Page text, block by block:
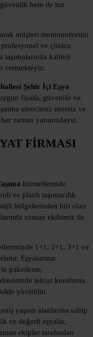
hem de hız
müşteri memnuniyetini
ve çözüm
kaliteli
vermekteyiz.
Şehir İçi Eşya
fiyatlı, güvenilir ve
sürecinizi stressiz ve
zaman yanınızdayız.
FİRMASI
hizmetlerinde
ve planlı taşımacılık
bölgelerinden biri olan
uzman ekibimiz ile
1+1, 2+1, 3+1 ve
Eşyalarınız
paketlenir,
tekrar kurulumu
yürütülür.
yaşam alanlarına sahip
ve değerli eşyalar,
ekipler tarafından